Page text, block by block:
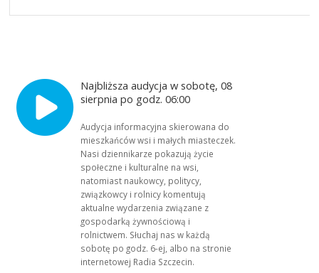
Najbliższa audycja w sobotę, 08
sierpnia po godz. 06:00
Audycja informacyjna skierowana do
mieszkańców wsi i małych miasteczek.
Nasi dziennikarze pokazują życie
społeczne i kulturalne na wsi,
natomiast naukowcy, politycy,
związkowcy i rolnicy komentują
aktualne wydarzenia związane z
gospodarką żywnościową i
rolnictwem. Słuchaj nas w każdą
sobotę po godz. 6-ej, albo na stronie
internetowej Radia Szczecin.